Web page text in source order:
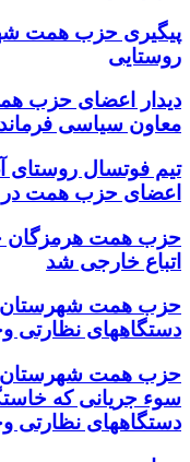
پیگیری حزب همت
روستایی
دیدار اعضای حزب
معاون سیاسی
تیم فوتسال
اعضای حزب همت
حزب همت هرمزگان
اتباع خارجی شد
حزب همت شهرستان
دستگاههای نظارتی
حزب همت شهرستان
سوء جریانی که
دستگاههای نظارتی